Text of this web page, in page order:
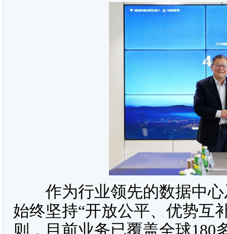
作为行业领先的数据中心
始终坚持“开放公平、优势互
则，目前业务已覆盖全球180